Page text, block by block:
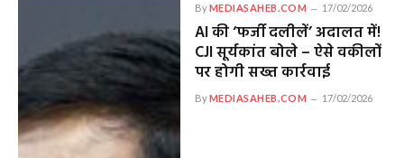
ByMEDIASAHEB.COM 17/02/2026
AI की ‘फर्जी दलीलें’ अदालत में!
CJI सूर्यकांत बोले – ऐसे वकीलों
पर होगी सख्त कार्रवाई
ByMEDIASAHEB.COM 17/02/2026